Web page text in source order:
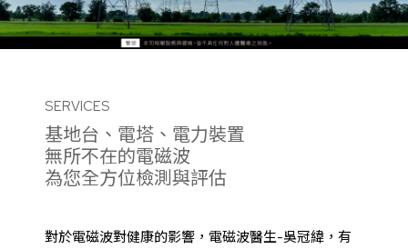
SERVICES
基地台、電塔、電力裝置
無所不在的電磁波
為您全方位檢測與評估
對於電磁波對健康的影響，電磁波醫生-吳冠緯，有